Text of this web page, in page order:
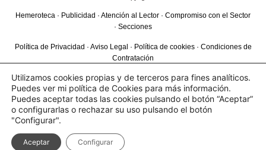
Hemeroteca · Publicidad · Atención al Lector · Compromiso con el Sector
· Secciones
Política de Privacidad · Aviso Legal · Política de cookies· Condiciones de
Contratación
SÍGUENOS EN
Utilizamos cookies propias y de terceros para fines analíticos.
Puedes ver mi política de Cookies para más información.
Puedes aceptar todas las cookies pulsando el botón “Aceptar”
o configurarlas o rechazar su uso pulsando el botón
"Configurar".
Aceptar Configurar